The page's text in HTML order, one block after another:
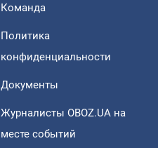
Команда
Политика
конфиденциальности
Документы
Журналисты OBOZ.UA на
месте событий